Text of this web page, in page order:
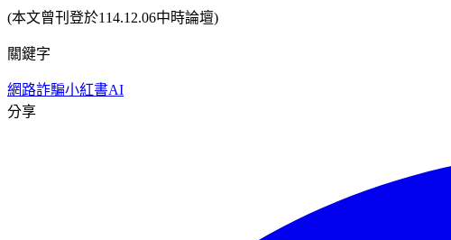
(本文曾刊登於114.12.06中時論壇)
關鍵字
網路詐騙小紅書AI
分享